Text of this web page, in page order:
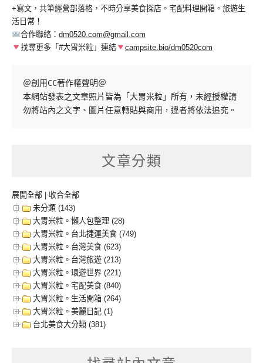
+寫文，共筆經營部落格，不時分享美食探店。宅配料理開箱。旅遊生
活日常！
合作聯絡： dm0520.com@gmail.com
找尋更多「#大胃米粒」連結
campsite.bio/dm0520com
＠創用CC著作權聲明＠
本網站發表之文章照片皆為「大胃米粒」所有，未經授權請
勿將站內之文字、圖片任意轉貼與商用，違者將依法追究。
文章分類
展開全部
收合全部
未分類 (143)
大胃米粒。懶人包整理 (28)
大胃米粒。台北捷運美食 (749)
大胃米粒。台灣美食 (623)
大胃米粒。台灣旅遊 (213)
大胃米粒。環遊世界 (221)
大胃米粒。宅配美食 (840)
大胃米粒。生活開箱 (264)
大胃米粒。美麗日記 (1)
台北美食大分類 (381)